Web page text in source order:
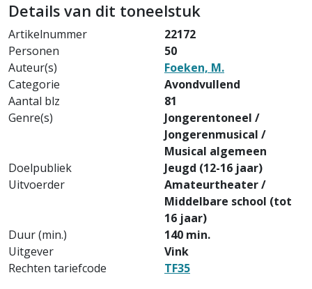
Details van dit toneelstuk
Artikelnummer
22172
Personen
50
Auteur(s)
Foeken, M.
Categorie
Avondvullend
Aantal blz
81
Genre(s)
Jongerentoneel /
Jongerenmusical /
Musical algemeen
Doelpubliek
Jeugd (12-16 jaar)
Uitvoerder
Amateurtheater /
Middelbare school (tot
16 jaar)
Duur (min.)
140 min.
Uitgever
Vink
Rechten tariefcode
TF35